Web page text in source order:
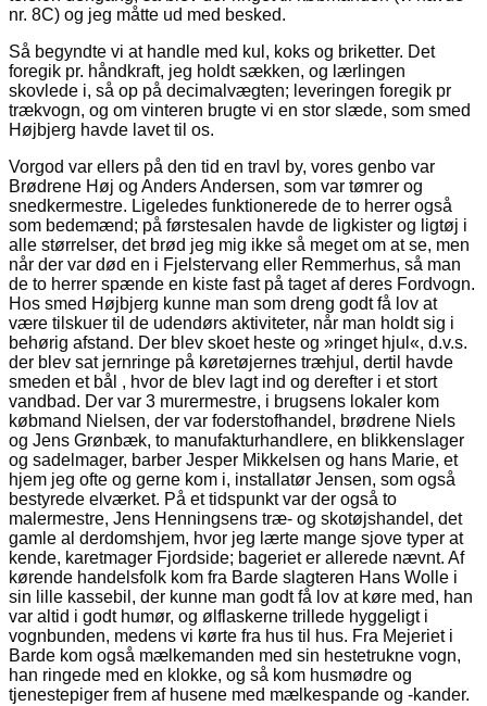
nr. 8C) og jeg måtte ud med besked.
Så begyndte vi at handle med kul, koks og briketter. Det
foregik pr. håndkraft, jeg holdt sækken, og lærlingen
skovlede i, så op på decimalvægten; leveringen foregik pr
trækvogn, og om vinteren brugte vi en stor slæde, som smed
Højbjerg havde lavet til os.
Vorgod var ellers på den tid en travl by, vores genbo var
Brødrene Høj og Anders Andersen, som var tømrer og
snedkermestre. Ligeledes funktionerede de to herrer også
som bedemænd; på førstesalen havde de ligkister og ligtøj i
alle størrelser, det brød jeg mig ikke så meget om at se, men
når der var død en i Fjelstervang eller Remmerhus, så man
de to herrer spænde en kiste fast på taget af deres Fordvogn.
Hos smed Højbjerg kunne man som dreng godt få lov at
være tilskuer til de udendørs aktiviteter, når man holdt sig i
behørig afstand. Der blev skoet heste og »ringet hjul«, d.v.s.
der blev sat jernringe på køretøjernes træhjul, dertil havde
smeden et bål , hvor de blev lagt ind og derefter i et stort
vandbad. Der var 3 murermestre, i brugsens lokaler kom
købmand Nielsen, der var foderstofhandel, brødrene Niels
og Jens Grønbæk, to manufakturhandlere, en blikkenslager
og sadelmager, barber Jesper Mikkelsen og hans Marie, et
hjem jeg ofte og gerne kom i, installatør Jensen, som også
bestyrede elværket. På et tidspunkt var der også to
malermestre, Jens Henningsens træ- og skotøjshandel, det
gamle al derdomshjem, hvor jeg lærte mange sjove typer at
kende, karetmager Fjordside; bageriet er allerede nævnt. Af
kørende handelsfolk kom fra Barde slagteren Hans Wolle i
sin lille kassebil, der kunne man godt få lov at køre med, han
var altid i godt humør, og ølflaskerne trillede hyggeligt i
vognbunden, medens vi kørte fra hus til hus. Fra Mejeriet i
Barde kom også mælkemanden med sin hestetrukne vogn,
han ringede med en klokke, og så kom husmødre og
tjenestepiger frem af husene med mælkespande og -kander.